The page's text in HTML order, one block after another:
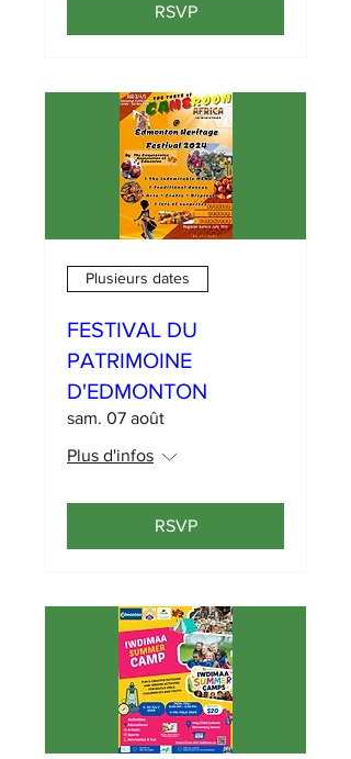
RSVP
Plusieurs dates
FESTIVAL DU
PATRIMOINE
D'EDMONTON
sam. 07 août
Plus d'infos
RSVP